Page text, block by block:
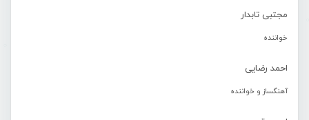
مجتبی تابدار
خواننده
احمد رضایی
آهنگساز و خواننده